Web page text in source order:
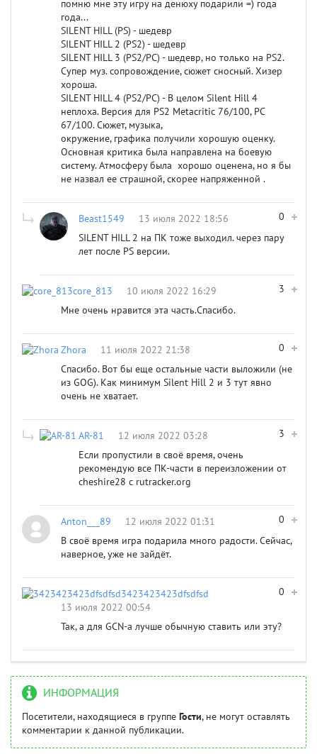
помню мне эту игру на денюху подарили =) года
года...
SILENT HILL (PS) - шедевр
SILENT HILL 2 (PS2) - шедевр
SILENT HILL 3 (PS2/PC) - шедевр, но только на PS2.
Супер муз. сопровождение, сюжет сносный. Хизер
хороша.
SILENT HILL 4 (PS2/PC) - В целом Silent Hill 4
неплоха. Версия для PS2 Metacritic 76/100, PC
67/100. Сюжет, музыка,
окружение, графика получили хорошую оценку.
Основная критика была направлена на боевую
систему. Атмосферу была хорошо оценена, но я бы
не назвал ее страшной, скорее напряженной .
0
Beast1549
13 июля 2022 18:56
SILENT HILL 2 на ПК тоже выходил. через пару
лет после PS версии.
3
core_813
10 июля 2022 16:29
Мне очень нравится эта часть.Спасибо.
0
Zhora
11 июля 2022 21:38
Спасибо. Вот бы еще остальные части выложили (не
из GOG). Как минимум Silent Hill 2 и 3 тут явно
очень не хватает.
3
AR-81
12 июля 2022 03:28
Если пропустили в своё время, очень
рекомендую все ПК-части в переизложении от
cheshire28 с rutracker.org
0
Anton___89
12 июля 2022 01:31
В своё время игра подарила много радости. Сейчас,
наверное, уже не зайдёт.
0
3423423423dfsdfsd
13 июля 2022 00:54
Так, а для GCN-а лучше обычную ставить или эту?
ИНФОРМАЦИЯ
Посетители, находящиеся в группе Гости, не могут оставлять
комментарии к данной публикации.